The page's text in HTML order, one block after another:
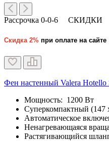
Рассрочка 0-0-6 СКИДКИ
Скидка 2% при оплате на сайте
Фен настенный Valera Hotello
Мощность: 1200 Вт
Суперкомпактный (147
Автоматическое
Ненагревающаяся
Растягивающийся